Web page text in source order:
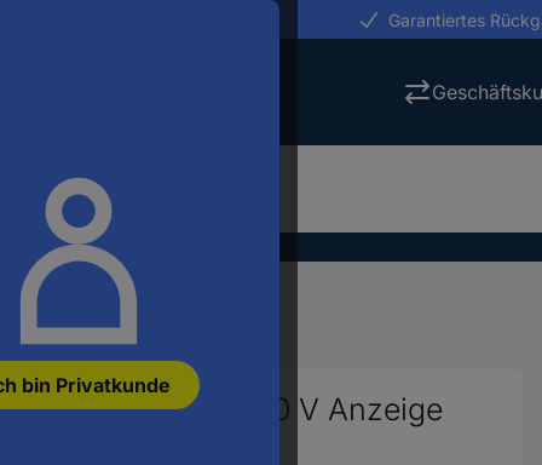
bin Privatkunde
Garantiertes
Multimeter
digital CAT III 600 V Anzeige